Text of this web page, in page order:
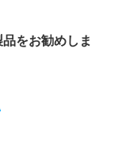
をお勧めしま